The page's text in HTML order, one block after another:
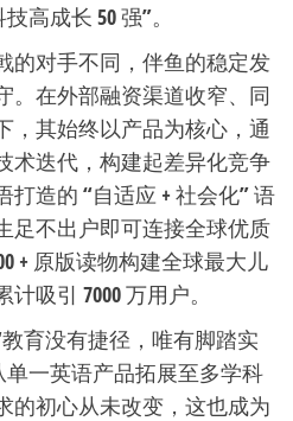
高成长 50 强”。
的对手不同，伴鱼的稳定发
。在外部融资渠道收窄、同
，其始终以产品为核心，通
术迭代，构建起差异化竞争
造的 “自适应 + 社会化” 语
足不出户即可连接全球优质
+ 原版读物构建全球最大儿
吸引 7000 万用户。
育没有捷径，唯有脚踏实
一英语产品拓展至多学科
的初心从未改变，这也成为